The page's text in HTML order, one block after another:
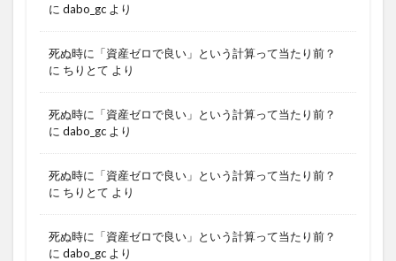
に dabo_gc より
死ぬ時に「資産ゼロで良い」という計算って当たり前？
に ちりとて より
死ぬ時に「資産ゼロで良い」という計算って当たり前？
に dabo_gc より
死ぬ時に「資産ゼロで良い」という計算って当たり前？
に ちりとて より
死ぬ時に「資産ゼロで良い」という計算って当たり前？
に dabo_gc より